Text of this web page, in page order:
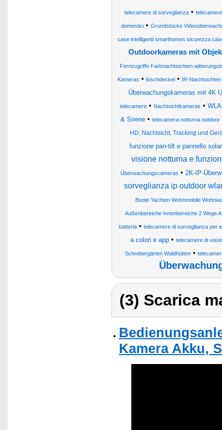
telecamere di sorveglianza •
domestici• Grundstücke
case intelligenti smarthomes sicurezza
Outdoorkameras mit
Fernzugriffe Farbnachtsichten
Kameras • löschdeckel• IR-
Überwachungskameras mit 4K
telecamere • Nachtsichtkameras •
& Sirene• telecamera notturna outdoor
HD, Nachtsicht, Tracking und
funzione pan-tilt e pannello
visione notturna e
Überwachungscameras • 2K-IP-
sorveglianza ip outdoor
Boote Yachten Wohnmobile
Außenbereiche Innenbereiche 2 Wege
batteria• telecamere di sorveglianza per
a colori e app • telecamere di
Schrebergärten Waldhütten•
(3) Scarica
Kamera Akku,